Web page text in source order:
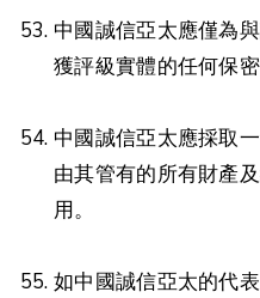
中國誠信亞太應僅為
獲評級實體的任何保
中國誠信亞太應採取
由其管有的所有財產
用。
如中國誠信亞太的代